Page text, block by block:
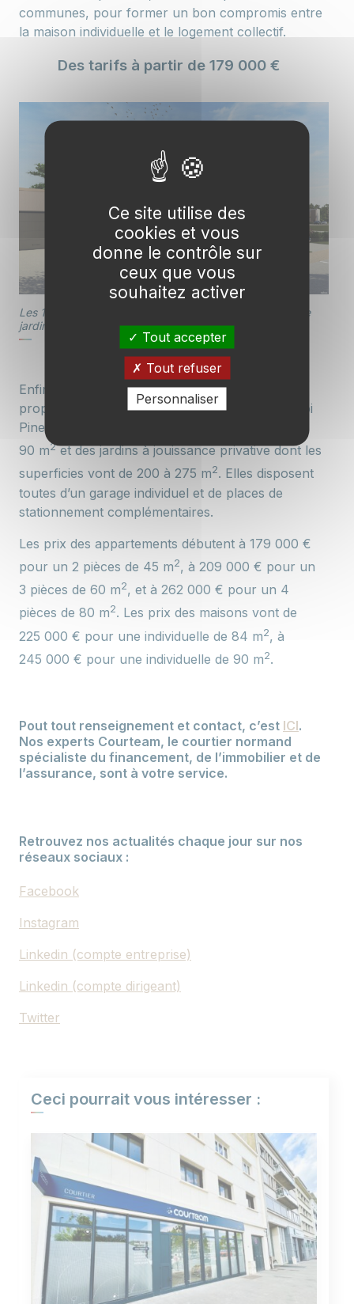
communes, pour former un bon compromis entre
la maison individuelle et le logement collectif.
Des tarifs à partir de 179 000 €
Les 11 maisons individuelles bénéficient d'un confortable
jardin et d'un garage.
Enfin, les 11 maisons individuelles de 4 pièces
proposées dans le programme (hors dispositif loi
Pinel) présentent des superficies allant de 83 à
90 m2et des jardins à jouissance privative dont les
superficies vont de 200 à 275 m2. Elles disposent
toutes d’un garage individuel et de places de
stationnement complémentaires.
Les prix des appartements débutent à 179 000 €
pour un 2 pièces de 45 m2, à 209 000 € pour un
3 pièces de 60 m2, et à 262 000 € pour un 4
pièces de 80 m2. Les prix des maisons vont de
225 000 € pour une individuelle de 84 m2, à
245 000 € pour une individuelle de 90 m2.
Pout tout renseignement et contact, c’est ICI.
Nos experts Courteam, le courtier normand
spécialiste du financement, de l’immobilier et de
l’assurance, sont à votre service.
Retrouvez nos actualités chaque jour sur nos
réseaux sociaux :
Facebook
Instagram
Linkedin (compte entreprise)
Linkedin (compte dirigeant)
Twitter
Ceci pourrait vous intéresser :
Ce site utilise des
cookies et vous
donne le contrôle sur
ceux que vous
souhaitez activer
Tout accepter
Tout refuser
Personnaliser